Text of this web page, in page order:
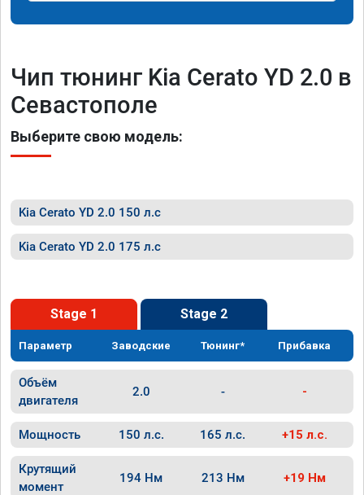
Чип тюнинг Kia Cerato YD 2.0 в
Севастополе
Выберите свою модель:
Kia Cerato YD 2.0 150 л.с
Kia Cerato YD 2.0 175 л.с
Stage 1 Stage 2
Параметр Заводские Тюнинг* Прибавка
Объём
двигателя
2.0 - -
Мощность 150 л.с. 165 л.с. +15 л.с.
Крутящий
момент
194 Нм 213 Нм +19 Нм